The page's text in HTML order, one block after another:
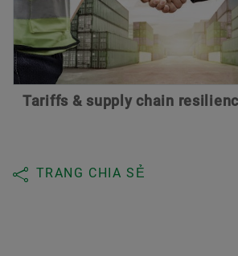
Tariffs & supply chain
TRANG CHIA SẺ